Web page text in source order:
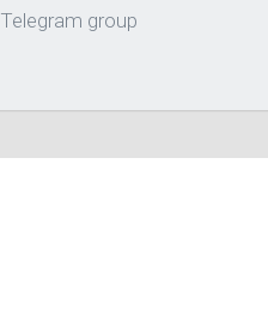
Telegram group